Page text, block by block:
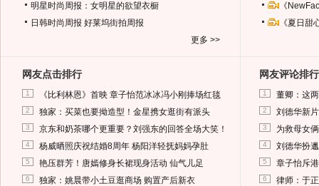
明星时尚周报：女明星的欲望衣橱
日韩时尚周报 好莱坞街拍周报
更多 >>
《
《夏日
网友点击排行
1 《比利林恩》首映 章子怡范冰冰冯小刚捧场红毯
2 独家：买菜也要拗造型！金星携女逛街有派头
3 京东和奶茶哪个更重要？刘强东的回答全场大笑！
4 杨威晒照庆祝结婚8周年 杨阳洋轻抚妈妈孕肚
5 艳压群芳！唐嫣修身长裙现身活动 仙气儿足
6 独家：姚晨带小土豆逛商场 购置产后新衣
网友评论排行
1 董卿：这
2 刘德华新
3 为救母女
4 刘德华扮
5 章子怡斥
6 律师：于